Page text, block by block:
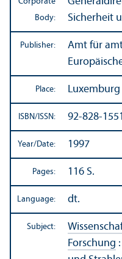
Body:
Sicherheit
Publisher:
Amt für
Place: Luxemburg
ISBN/ISSN: 92-828-
Year/Date: 1997
Pages: 116 S.
Language: dt.
Subject:
Forschung :